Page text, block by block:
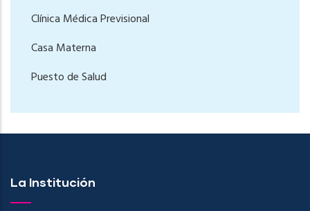
Clínica Médica Previsional
Casa Materna
Puesto de Salud
La Institución